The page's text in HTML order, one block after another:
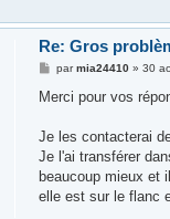
Re: Gros
M
s
g
parmia24410 »30
Merci pour vos
Je les contacterai
Je l'ai transférer
beaucoup mieux et
elle est sur le flanc